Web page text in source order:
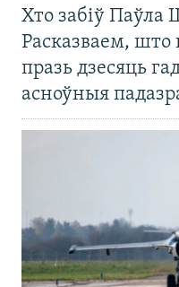
Хто забіў Паўла
Расказваем, што
празь дзесяць
асноўныя